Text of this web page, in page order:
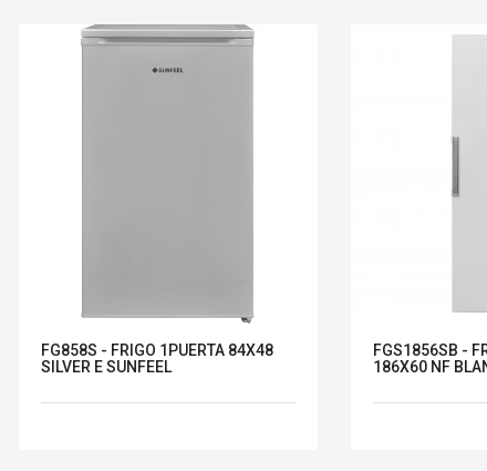
FG858S - FRIGO 1PUERTA 84X48
SILVER E SUNFEEL
FGS1856SB -
186X60 NF